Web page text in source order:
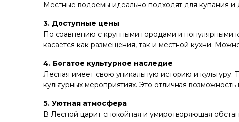
Местные водоёмы идеально подходят для купания и
3. Доступные цены
По сравнению с крупными городами и популярными
касается как размещения, так и местной кухни.
4. Богатое культурное наследие
Лесная имеет свою уникальную историю и культуру.
культурных мероприятиях. Это отличная
5. Уютная атмосфера
В Лесной царит спокойная и умиротворяющая